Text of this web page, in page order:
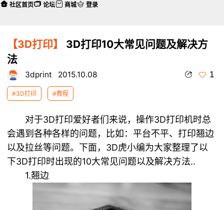
【3D打印】
3D打印10大常见问题及解决方
法
3dprint 2015.10.08 1
#3D打印 #教程
对于3D打印爱好者们来说，操作3D打印机时总
会遇到各种各样的问题，比如：平台不平、打印翘边
以及拉丝等问题。下面，3D虎小编为大家整理了以
下3D打印时出现的10大常见问题以及解决方法..
1.翘边
社区首页 论坛 商城 登录